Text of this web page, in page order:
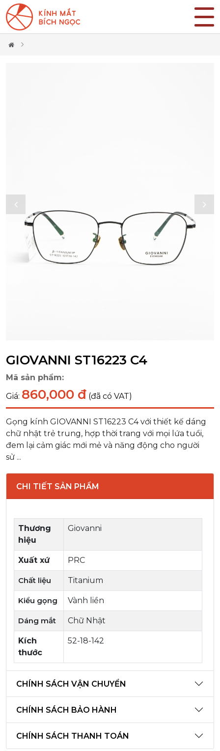
GIOVANNI ST16223 C4
Mã sản phẩm:
Giá: 860,000 đ (đã có VAT)
Gọng kính GIOVANNI ST16223 C4 với thiết kế dáng
chữ nhật trẻ trung, hợp thời trang với mọi lứa tuổi,
đem lại cảm giác mới mẻ và năng động cho người
sử ...
CHI TIẾT SẢN PHẨM
Thương
hiệu
Giovanni
Xuất xứ PRC
Chất liệu Titanium
Kiểu gọng Vành liền
Dáng mắt Chữ Nhật
Kích
thước
52-18-142
CHÍNH SÁCH VẬN CHUYỂN
CHÍNH SÁCH BẢO HÀNH
CHÍNH SÁCH THANH TOÁN